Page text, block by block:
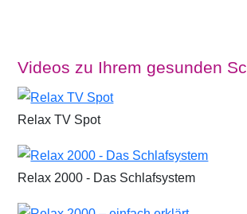
Videos zu Ihrem gesunden
Relax TV Spot
Relax 2000 - Das Schlafsystem